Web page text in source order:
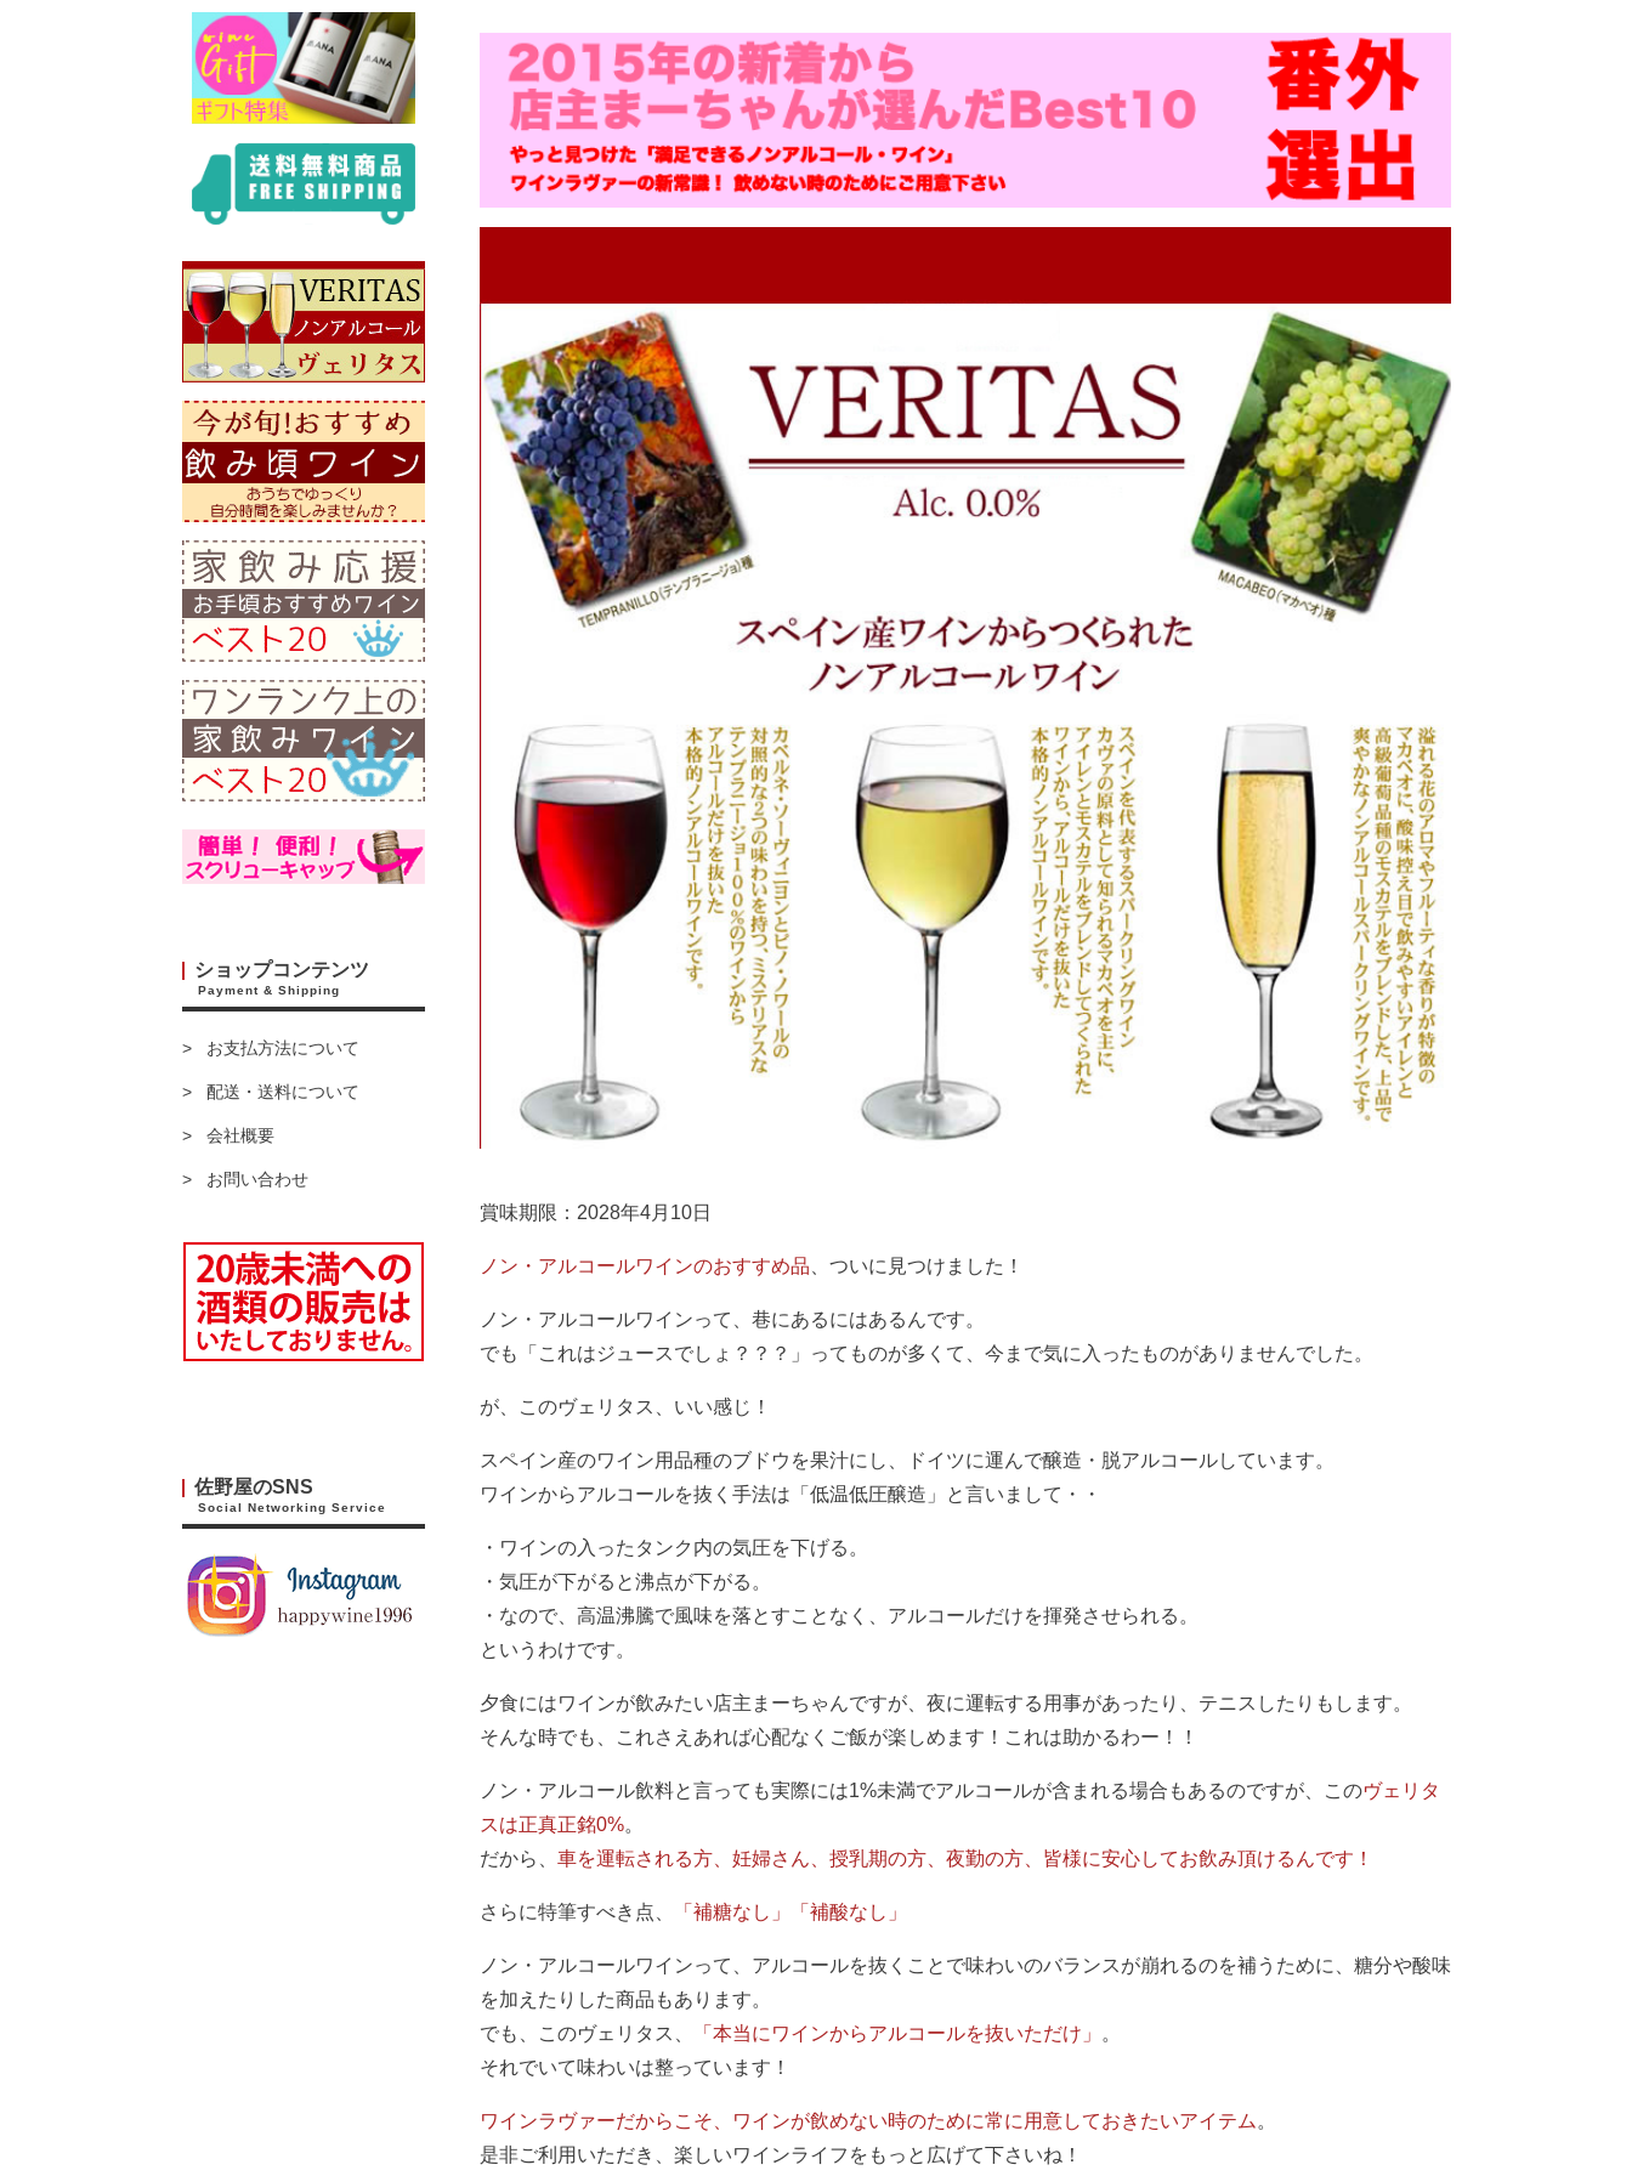
ショップコンテンツ
Payment & Shipping
お支払方法について
配送・送料について
会社概要
お問い合わせ
佐野屋のSNS
Social Networking Service
賞味期限：2028年4月10日
ノン・アルコールワインのおすすめ品 、ついに見つけました！
ノン・アルコールワインって、巷にあるにはあるんです。
でも「これはジュースでしょ？？？」ってものが多くて、今まで気に入ったものがありませんでした。
が、このヴェリタス、いい感じ！
スペイン産のワイン用品種のブドウを果汁にし、ドイツに運んで醸造・脱アルコールしています。
ワインからアルコールを抜く手法は「低温低圧醸造」と言いまして・・
・ワインの入ったタンク内の気圧を下げる。
・気圧が下がると沸点が下がる。
・なので、高温沸騰で風味を落とすことなく、アルコールだけを揮発させられる。
というわけです。
夕食にはワインが飲みたい店主まーちゃんですが、夜に運転する用事があったり、テニスしたりもします。
そんな時でも、これさえあれば心配なくご飯が楽しめます！これは助かるわー！！
ノン・アルコール飲料と言っても実際には1%未満でアルコールが含まれる場合もあるのですが、このヴェリタ
スは正真正銘0%。
だから、 車を運転される方、妊婦さん、授乳期の方、夜勤の方、皆様に安心してお飲み頂けるんです！
さらに特筆すべき点、 「補糖なし」「補酸なし」
ノン・アルコールワインって、アルコールを抜くことで味わいのバランスが崩れるのを補うために、糖分や酸味
を加えたりした商品もあります。
でも、このヴェリタス、
「本当にワインからアルコールを抜いただけ」
。
それでいて味わいは整っています！
ワインラヴァーだからこそ、ワインが飲めない時のために常に用意しておきたいアイテム 。
是非ご利用いただき、楽しいワインライフをもっと広げて下さいね！